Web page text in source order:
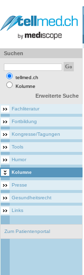
Suchen
tellmed.ch
Kolumne
Erweiterte Suche
Fachliteratur
Fortbildung
Kongresse/Tagungen
Tools
Humor
Kolumne
Presse
Gesundheitsrecht
Links
Zum Patientenportal